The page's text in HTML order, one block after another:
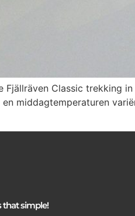
Fjällräven Classic trekking
middagtemperaturen
that simple!